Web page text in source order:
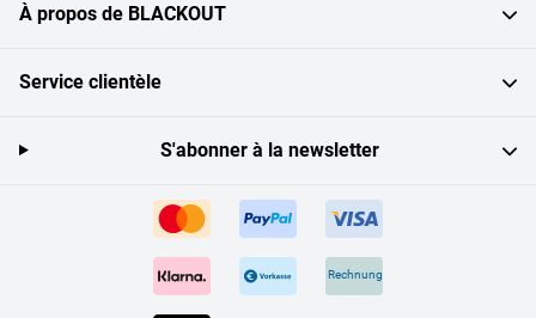
À propos de BLACKOUT
Service clientèle
Rechnung
S'abonner à la newsletter